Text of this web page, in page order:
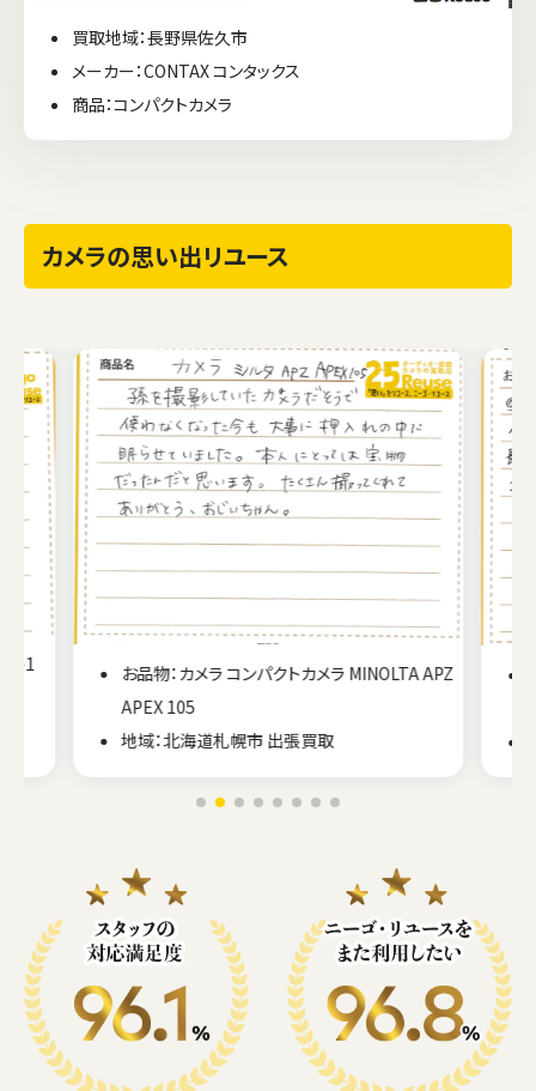
買取地域：長野県佐久市
メーカー：CONTAX コンタックス
商品：コンパクトカメラ
カメラの思い出リユース
1
お品物：カメラ コンパクトカメラ MINOLTA APZ
APEX 105
地域：北海道札幌市 出張買取